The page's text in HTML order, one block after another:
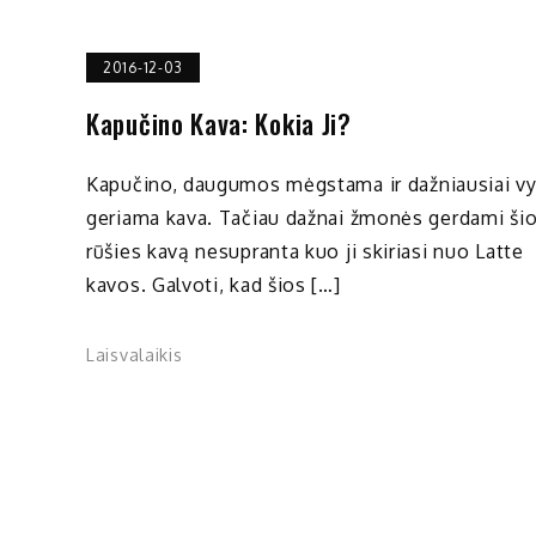
2016-12-03
Kapučino Kava: Kokia Ji?
Kapučino, daugumos mėgstama ir dažniausiai
geriama kava. Tačiau dažnai žmonės gerdami
rūšies kavą nesupranta kuo ji skiriasi nuo Latte
kavos. Galvoti, kad šios […]
Laisvalaikis